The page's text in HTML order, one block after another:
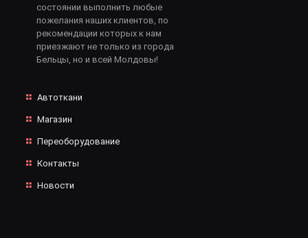
состоянии выполнить любые
пожелания наших клиентов, по
рекомендации которых к нам
приезжают не только из города
Бельцы, но и всей Молдовы!
Автоткани
Магазин
Переоборудование
Контакты
Новости